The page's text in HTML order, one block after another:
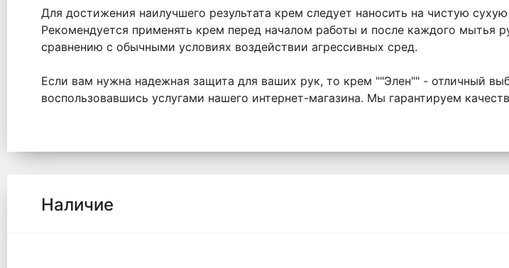
Для достижения наилучшего результата крем следует наносить на чистую
Рекомендуется применять крем перед началом работы и после каждого мытья
сравнению с обычными условиях воздействии агрессивных сред.
Если вам нужна надежная защита для ваших рук, то крем ""Элен"" - отличный
воспользовавшись услугами нашего интернет-магазина. Мы гарантируем
Наличие